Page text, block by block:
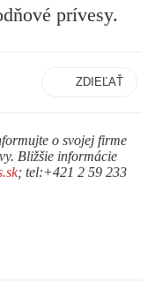
prívesy.
ZDIEĽAŤ
o svojej firme
Bližšie informácie
; tel:+421 2 59 233